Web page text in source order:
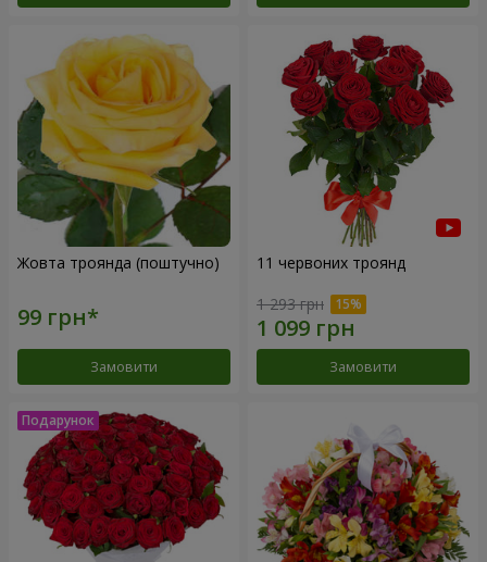
Жовта троянда (поштучно)
Замовити
11 червоних троянд
1 293 грн
Замовити